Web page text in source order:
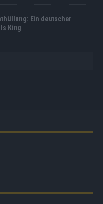
Ein deutscher
King